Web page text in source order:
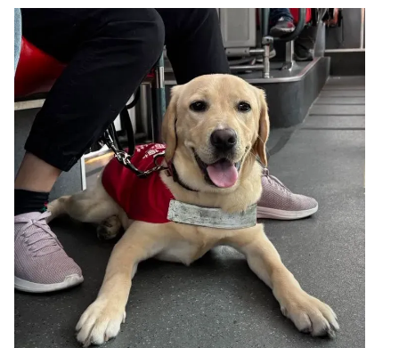
從
兩
公
約
國
際
查，
看
見
礙
者
參
與
公
共
事